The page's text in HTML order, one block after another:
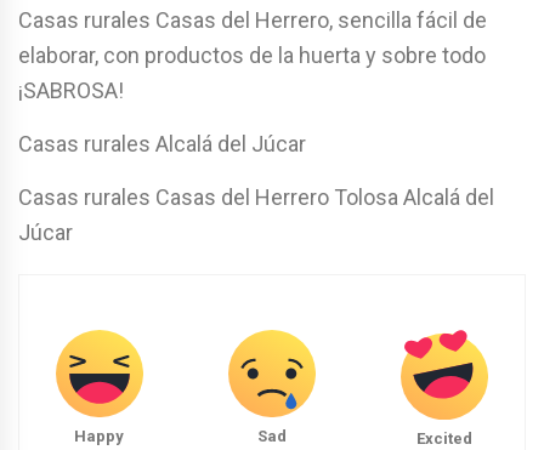
Casas rurales Casas del Herrero, sencilla fácil de
elaborar, con productos de la huerta y sobre todo
¡SABROSA!
Casas rurales Alcalá del Júcar
Casas rurales Casas del Herrero Tolosa Alcalá del
Júcar
Happy Sad Excited